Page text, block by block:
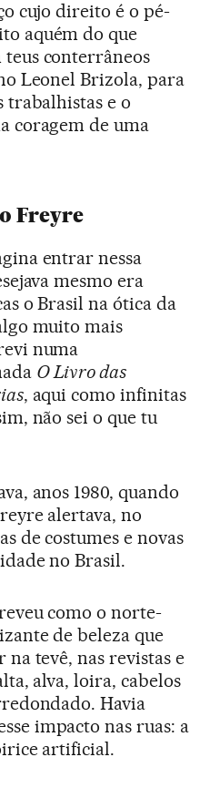
cujo direito é o pé-
aquém do que
conterrâneos
Leonel Brizola, para
trabalhistas e o
coragem de uma
Freyre
entrar nessa
mesmo era
o Brasil na ótica da
muito mais
numa
O Livro das
, aqui como infinitas
não sei o que tu
anos 1980, quando
alertava, no
de costumes e novas
no Brasil.
como o norte-
de beleza que
na tevê, nas revistas e
alva, loira, cabelos
Havia
impacto nas ruas: a
artificial.